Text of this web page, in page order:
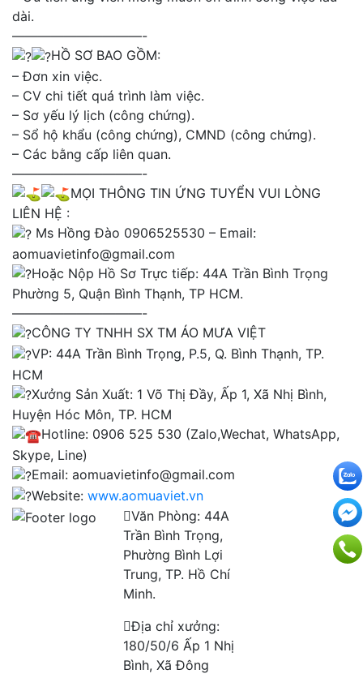
dài.
——————————-
HỒ SƠ BAO GỒM:
– Đơn xin việc.
– CV chi tiết quá trình làm việc.
– Sơ yếu lý lịch (công chứng).
– Sổ hộ khẩu (công chứng), CMND (công chứng).
– Các bằng cấp liên quan.
——————————-
MỌI THÔNG TIN ỨNG TUYỂN VUI LÒNG
LIÊN HỆ :
Ms Hồng Đào 0906525530 – Email:
aomuavietinfo@gmail.com
Hoặc Nộp Hồ Sơ Trực tiếp: 44A Trần Bình Trọng
Phường 5, Quận Bình Thạnh, TP HCM.
——————————-
CÔNG TY TNHH SX TM ÁO MƯA VIỆT
VP: 44A Trần Bình Trọng, P.5, Q. Bình Thạnh, TP.
HCM
Xưởng Sản Xuất: 1 Võ Thị Đầy, Ấp 1, Xã Nhị Bình,
Huyện Hóc Môn, TP. HCM
Hotline: 0906 525 530 (Zalo,Wechat, WhatsApp,
Skype, Line)
Email: aomuavietinfo@gmail.com
Website: www.aomuaviet.vn
Văn Phòng: 44A
Trần Bình Trọng,
Phường Bình Lợi
Trung, TP. Hồ Chí
Minh.
Địa chỉ xưởng:
180/50/6 Ấp 1 Nhị
Bình, Xã Đông